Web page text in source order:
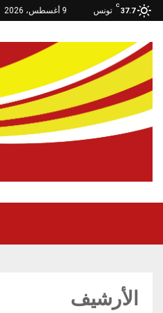
37.7
C
تونس 9 أغسطس، 2026
الأرشيف